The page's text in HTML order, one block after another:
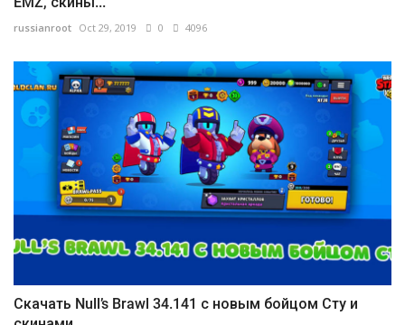
russianroot Oct 29, 2019 0 4096
Скачать Null’s Brawl 34.141 с новым бойцом Сту и